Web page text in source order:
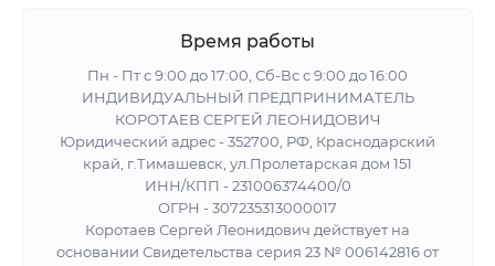
Время работы
Пн - Пт с 9:00 до 17:00, Сб-Вс с 9:00 до 16:00
ИНДИВИДУАЛЬНЫЙ ПРЕДПРИНИМАТЕЛЬ
КОРОТАЕВ СЕРГЕЙ ЛЕОНИДОВИЧ
Юридический адрес - 352700, РФ, Краснодарский
край, г.Тимашевск, ул.Пролетарская дом 151
ИНН/КПП - 231006374400/0
ОГРН - 307235313000017
Коротаев Сергей Леонидович действует на
основании Свидетельства серия 23 № 006142816 от